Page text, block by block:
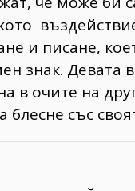
и писане,
знак. Девата
в очите на
блесне със